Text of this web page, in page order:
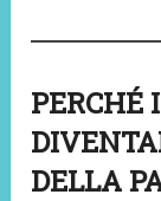
PERCHÉ
DELLA